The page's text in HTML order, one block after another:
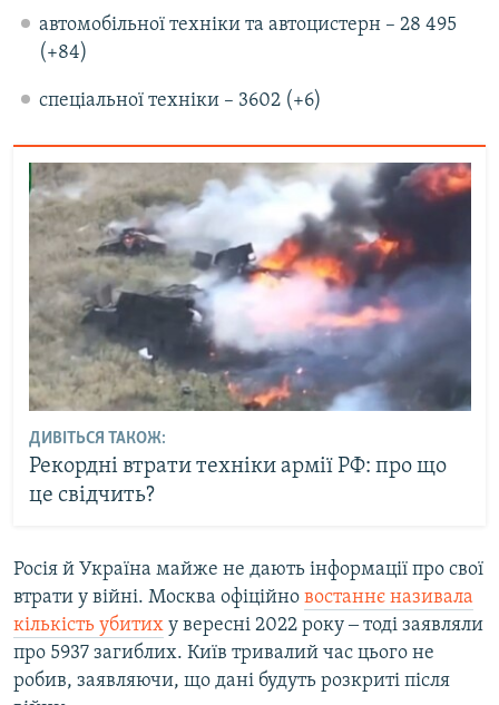
автомобільної техніки та автоцистерн – 28 495
(+84)
спеціальної техніки – 3602 (+6)
ДИВІТЬСЯ ТАКОЖ:
Рекордні втрати техніки армії РФ: про що
це свідчить?
Росія й Україна майже не дають інформації про свої
втрати у війні. Москва офіційно востаннє називала
кількість убитих у вересні 2022 року ‒ тоді заявляли
про 5937 загиблих. Київ тривалий час цього не
робив, заявляючи, що дані будуть розкриті після